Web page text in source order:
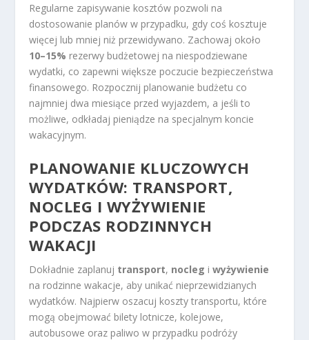
Regularne zapisywanie kosztów pozwoli na
dostosowanie planów w przypadku, gdy coś kosztuje
więcej lub mniej niż przewidywano. Zachowaj około
10–15% rezerwy budżetowej na niespodziewane
wydatki, co zapewni większe poczucie bezpieczeństwa
finansowego. Rozpocznij planowanie budżetu co
najmniej dwa miesiące przed wyjazdem, a jeśli to
możliwe, odkładaj pieniądze na specjalnym koncie
wakacyjnym.
PLANOWANIE KLUCZOWYCH
WYDATKÓW: TRANSPORT,
NOCLEG I WYŻYWIENIE
PODCZAS RODZINNYCH
WAKACJI
Dokładnie zaplanuj transport, nocleg iwyżywienie
na rodzinne wakacje, aby unikać nieprzewidzianych
wydatków. Najpierw oszacuj koszty transportu, które
mogą obejmować bilety lotnicze, kolejowe,
autobusowe oraz paliwo w przypadku podróży